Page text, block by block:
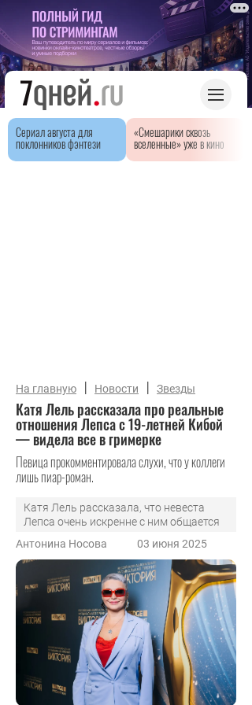
Сериал августа для
поклонников фэнтези
«Смешарики сквозь
вселенные» уже в кино
На главную | Новости | Звезды
Катя Лель рассказала про реальные
отношения Лепса с 19-летней Кибой
— видела все в гримерке
Певица прокомментировала слухи, что у коллеги
лишь пиар-роман.
Катя Лель рассказала, что невеста
Лепса очень искренне с ним общается
Антонина Носова
03 июня 2025